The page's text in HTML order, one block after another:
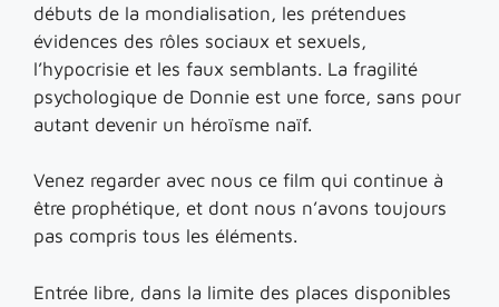
débuts de la mondialisation, les prétendues
évidences des rôles sociaux et sexuels,
l’hypocrisie et les faux semblants. La fragilité
psychologique de Donnie est une force, sans pour
autant devenir un héroïsme naïf.
Venez regarder avec nous ce film qui continue à
être prophétique, et dont nous n’avons toujours
pas compris tous les éléments.
Entrée libre, dans la limite des places disponibles